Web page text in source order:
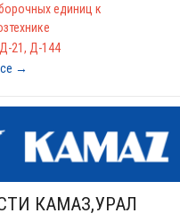
единиц к
21, Д-144
→
КАМАЗ,УРАЛ